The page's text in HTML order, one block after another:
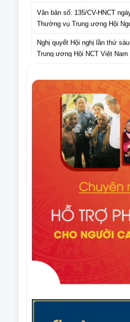
Thường vụ Trung ương Hội
Nam gửi Hội Người cao tuổi
ý kiến cán bộ, hội viên NCT
với dự thảo Văn kiện Đại hội
Việt Nam lần thứ VII, nhiệm kỳ
Nghị quyết Hội nghị lần thứ
Trung ương Hội NCT Việt Nam
2021 – 2026
Văn bản số 275/HNCT-VP
Thường vụ Trung ương Hội
tuyên truyền Ngày Quốc tế
hành động vì NCT Việt Nam
Điều lệ Giải Cờ tướng trung
thứ XI năm 2025
Văn bản số 296/HNCT-VP
Thường vụ Trung ương Hội
Văn bản số 226/CV-HNCT
Thường vụ Trung ương Hội
lập kế hoạch thực hiện Đề án
liên thế hệ tự giúp nhau đến
Quyết định số 1648/QĐ-TTg
Thủ tướng Chính phủ Phê
câu lạc bộ liên thế hệ tự giúp
việc phối hợp tổ chức Giải cầu
quốc gia năm 2025.
Văn bản số 187/BTV-HNCT
Thường vụ Trung ương Hội